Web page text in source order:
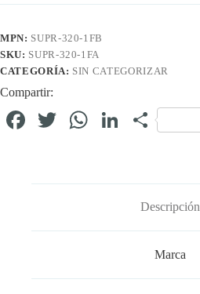
MPN: SUPR-320-1FB
SKU: SUPR-320-1FA
CATEGORÍA: SIN CATEGORIZAR
Compartir:
Fa T
W
Li
In
C
pa
rti
r
Descripción
Marca